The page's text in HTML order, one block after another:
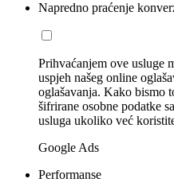
Napredno praćenje
Prihvaćanjem ove usluge
uspjeh našeg online
oglašavanja. Kako bismo
šifrirane osobne podatke
usluga ukoliko već
Google Ads
Performanse